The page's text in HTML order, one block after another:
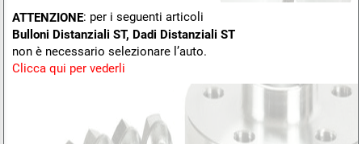
ATTENZIONE: per i seguenti articoli
Bulloni Distanziali ST, Dadi Distanziali ST
non è necessario selezionare l’auto.
Clicca qui per vederli